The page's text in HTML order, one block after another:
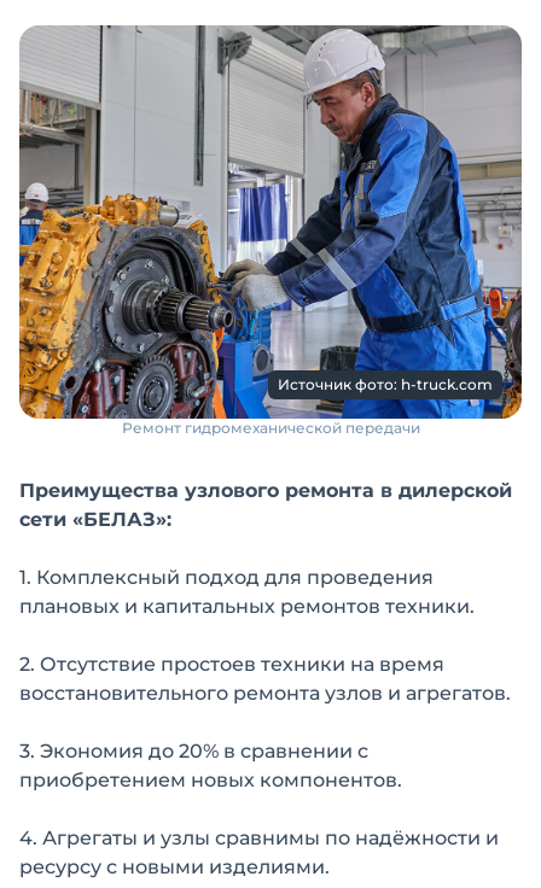
Источник фото: h-truck.com
Ремонт гидромеханической передачи
Преимущества узлового ремонта в дилерской
сети «БЕЛАЗ»:
1. Комплексный подход для проведения
плановых и капитальных ремонтов техники.
2. Отсутствие простоев техники на время
восстановительного ремонта узлов и агрегатов.
3. Экономия до 20% в сравнении с
приобретением новых компонентов.
4. Агрегаты и узлы сравнимы по надёжности и
ресурсу с новыми изделиями.